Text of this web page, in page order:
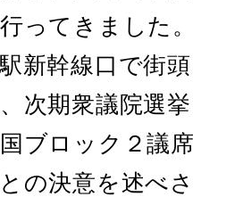
ってきました。
新幹線口で街頭
次期衆議院選挙
ブロック２議席
の決意を述べさ